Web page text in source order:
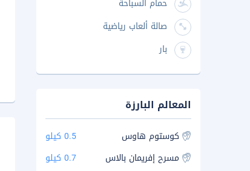
حمام السباحة
صالة ألعاب رياضية
بار
المعالم البارزة
كوستوم هاوس
0.5 كيلو
مسرح إفريمان بالاس
0.7 كيلو